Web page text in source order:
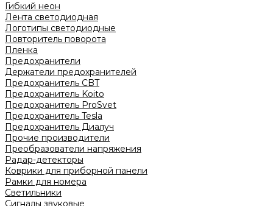
Гибкий неон
Лента светодиодная
Логотипы светодиодные
Повторитель поворота
Пленка
Предохранители
Держатели предохранителей
Предохранитель CBT
Предохранитель Koito
Предохранитель ProSvet
Предохранитель Tesla
Предохранитель Диалуч
Прочие производители
Преобразователи напряжения
Радар-детекторы
Коврики для приборной панели
Рамки для номера
Светильники
Сигналы звуковые